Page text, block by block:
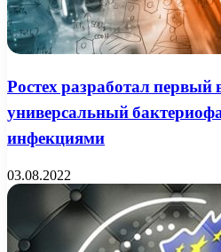
Ростех разработал первый
универсальный
инфекциями
03.08.2022